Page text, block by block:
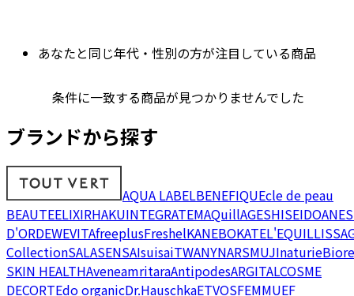
あなたと同じ年代・性別の方が注目している商品
条件に一致する商品が見つかりませんでした
ブランドから探す
AQUA LABELBENEFIQUEcle de peau
BEAUTEELIXIRHAKUINTEGRATEMAQuillAGESHISEIDO
D'ORDEWEVITAfreeplusFreshelKANEBOKATEL'EQUIL
CollectionSALASENSAIsuisaiTWANYNARSMUJInaturieBiore
SKIN HEALTHAveneamritaraAntipodesARGITALCOSME
DECORTEdo organicDr.HauschkaETVOSFEMMUEF